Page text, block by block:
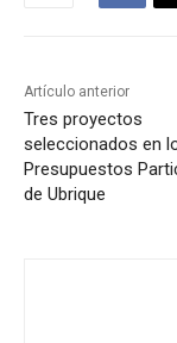
Artículo anterior
Tres proyectos
seleccionados en
Presupuestos
de Ubrique